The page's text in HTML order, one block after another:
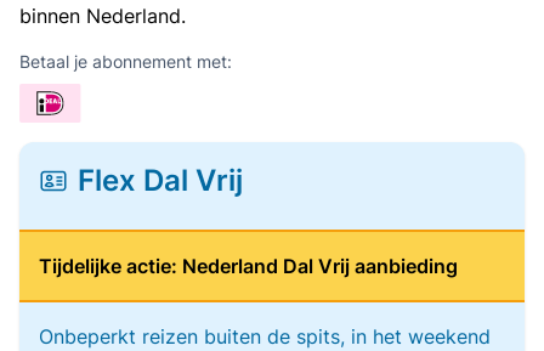
binnen Nederland.
Betaal je abonnement met:
Flex Dal Vrij
Tijdelijke actie: Nederland Dal Vrij aanbieding
Onbeperkt reizen buiten de spits, in het weekend